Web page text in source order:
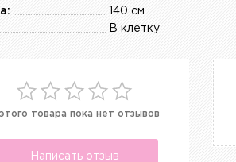
140 см
В клетку
товара пока нет отзывов
Написать отзыв